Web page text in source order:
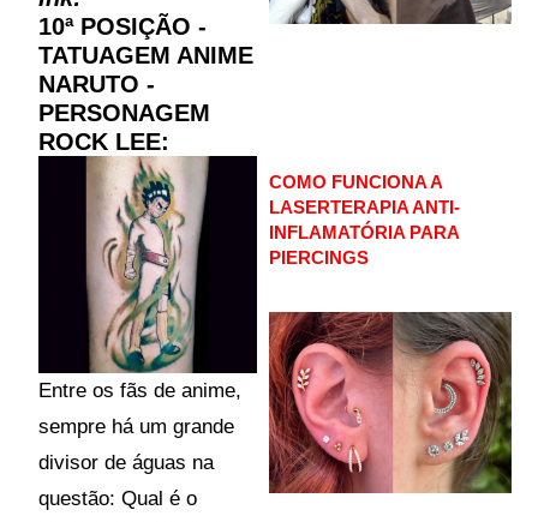
10ª POSIÇÃO -
TATUAGEM ANIME
NARUTO -
PERSONAGEM
ROCK LEE:
Entre os fãs de anime,
sempre há um grande
divisor de águas na
questão: Qual é o
COMO FUNCIONA A
LASERTERAPIA ANTI-
INFLAMATÓRIA PARA
PIERCINGS